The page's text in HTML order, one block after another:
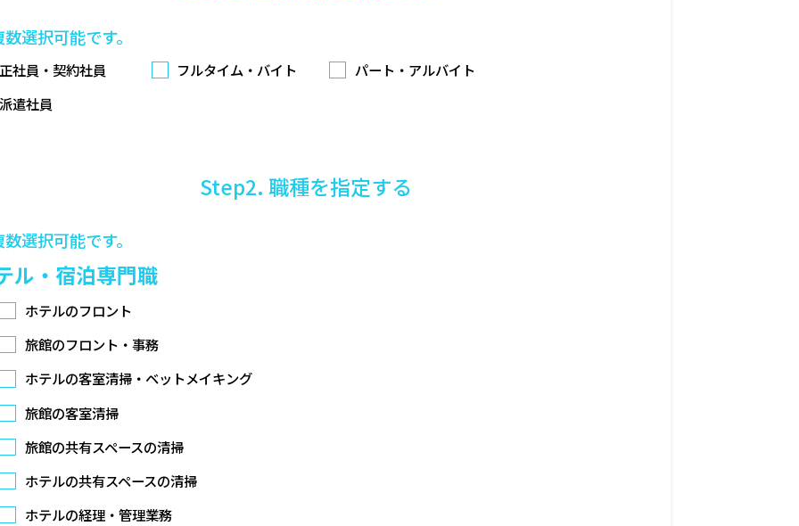
選択可能です。
正社員・契約社員 フルタイム・バイト
パート・アルバイト
派遣社員
Step2. 職種を指定する
選択可能です。
ル・宿泊専門職
ホテルのフロント
旅館のフロント・事務
ホテルの客室清掃・ベットメイキング
旅館の客室清掃
旅館の共有スペースの清掃
ホテルの共有スペースの清掃
ホテルの経理・管理業務